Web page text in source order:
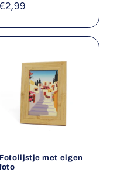
Normale
€2,99
Fotolijstje met eigen